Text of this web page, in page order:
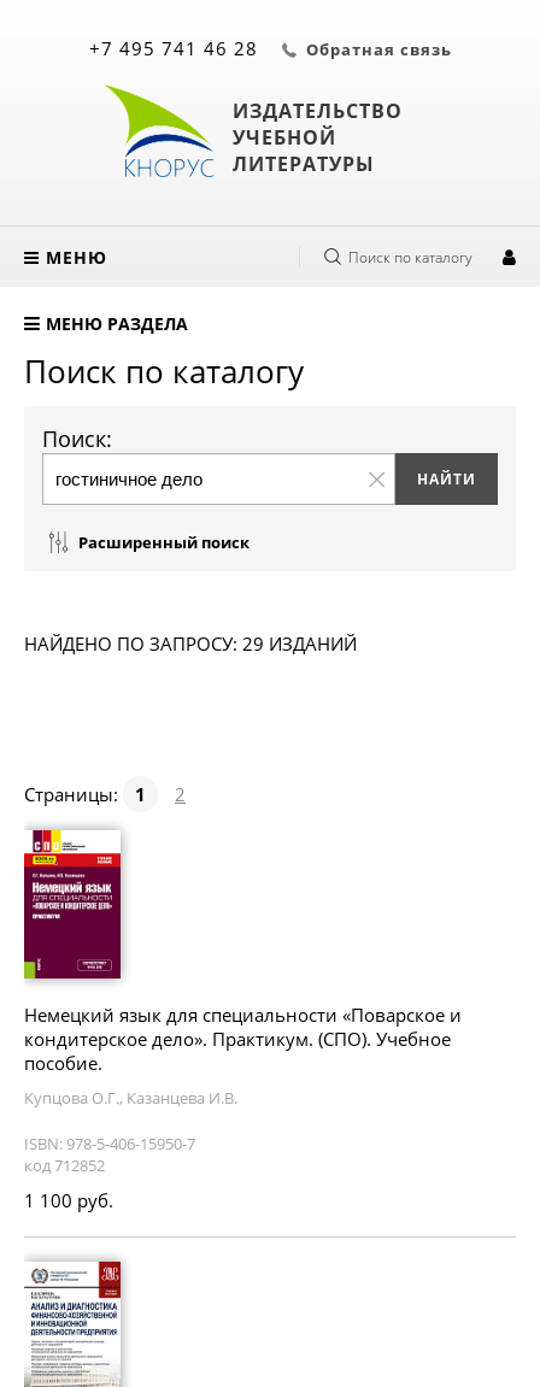
ИЗДАТЕЛЬСТВО
УЧЕБНОЙ
ЛИТЕРАТУРЫ
+7 495 741 46 28 Обратная связь
МЕНЮ Поиск по каталогу
МЕНЮ РАЗДЕЛА
Поиск по каталогу
Поиск:
Расширенный поиск
НАЙДЕНО ПО ЗАПРОСУ: 29 ИЗДАНИЙ
Страницы: 1 2
Немецкий язык для специальности «Поварское и
кондитерское дело». Практикум. (СПО). Учебное
пособие.
Купцова О.Г., Казанцева И.В.
ISBN: 978-5-406-15950-7
код 712852
1 100 руб.